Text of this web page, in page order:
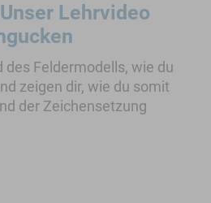
Unser Lehrvideo
des Feldermodells, wie du
zeigen dir, wie du somit
der Zeichensetzung